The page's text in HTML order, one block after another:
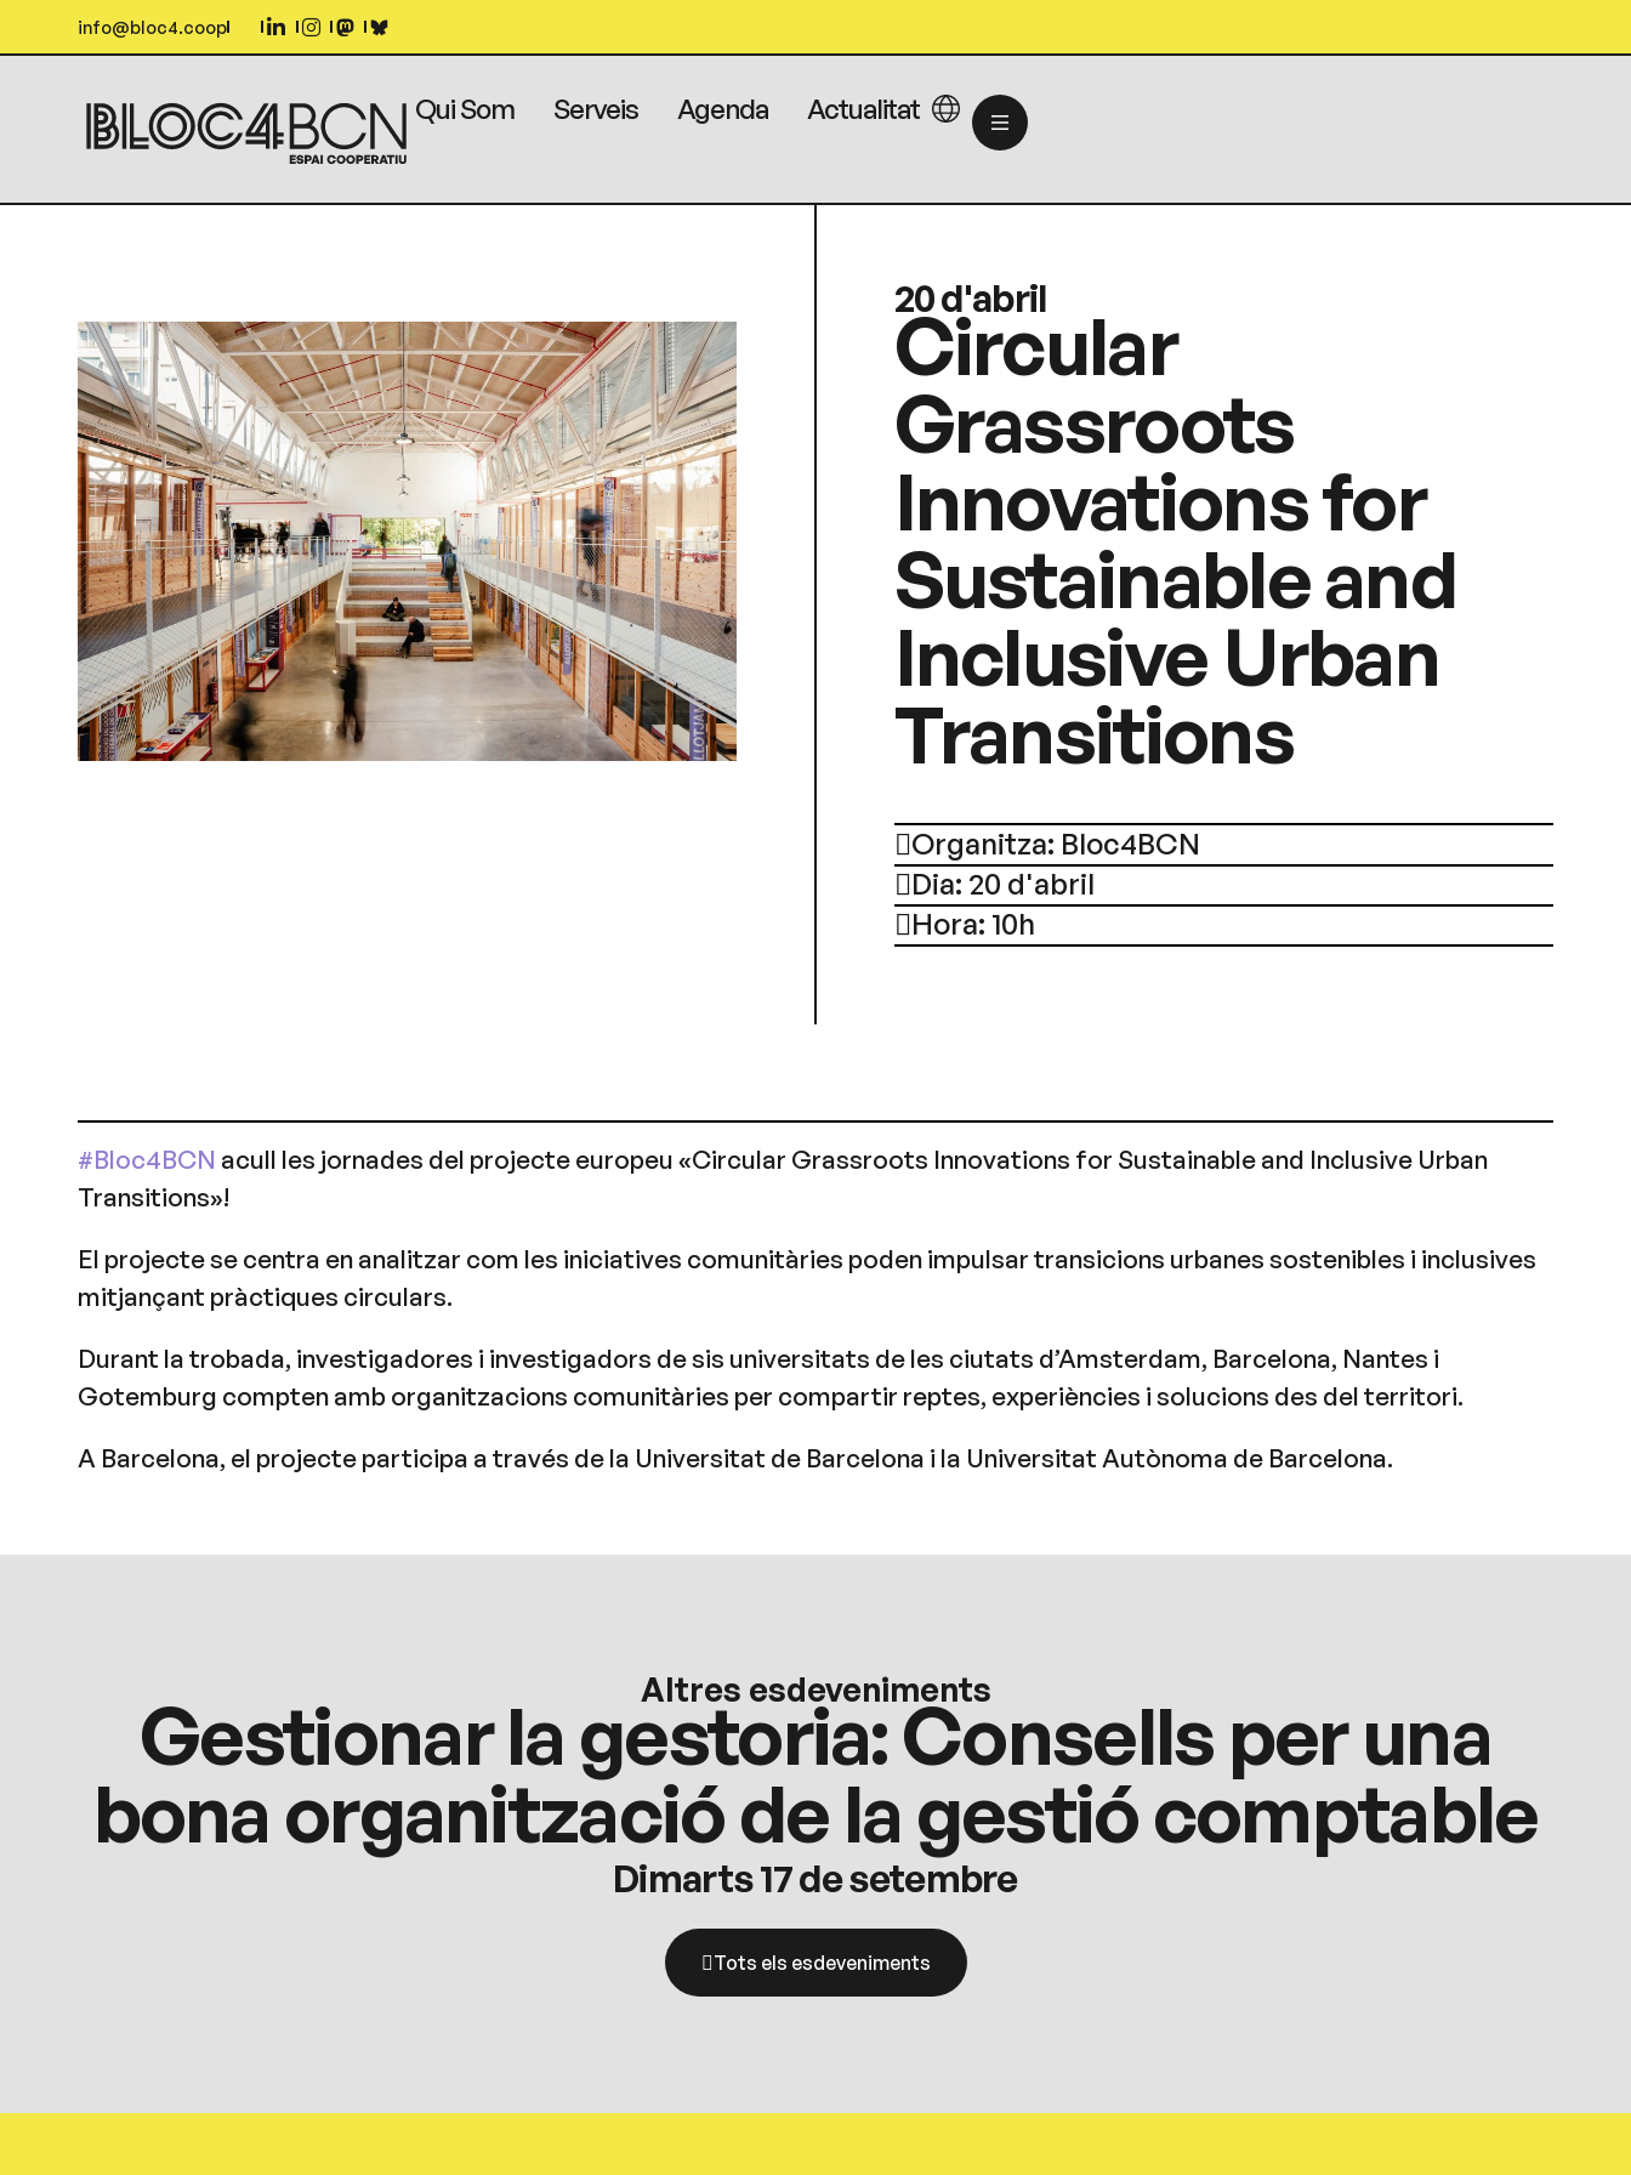
info@bloc4.coop
Qui Som Serveis Agenda Actualitat
20 d'abril
Circular
Grassroots
Innovations for
Sustainable and
Inclusive Urban
Transitions
Organitza: Bloc4BCN
Dia: 20 d'abril
Hora: 10h
#Bloc4BCN acull les jornades del projecte europeu «Circular Grassroots Innovations for Sustainable and Inclusive Urban
Transitions»!
El projecte se centra en analitzar com les iniciatives comunitàries poden impulsar transicions urbanes sostenibles i inclusives
mitjançant pràctiques circulars.
Durant la trobada, investigadores i investigadors de sis universitats de les ciutats d’Amsterdam, Barcelona, Nantes i
Gotemburg compten amb organitzacions comunitàries per compartir reptes, experiències i solucions des del territori.
A Barcelona, el projecte participa a través de la Universitat de Barcelona i la Universitat Autònoma de Barcelona.
Altres esdeveniments
Gestionar la gestoria: Consells per una
bona organització de la gestió comptable
Dimarts 17 de setembre
Tots els esdeveniments